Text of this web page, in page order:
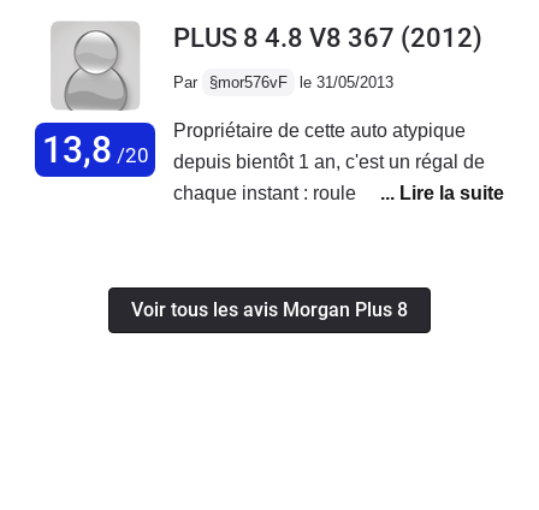
Une accélération en 6 secondes au
100km/h c'est vraiment le pied…Une
un cabriolet des années 80 avec un
look identique depuis 1953.....A vous
de voir,...
13,8 /20
PLUS 8 4.8 V8 367 (2012)
Par §mor576vF le 31/05/2013
Propriétaire de cette auto atypique
depuis bientôt 1 an, c'est un régal de
chaque instant : rouler cool ou rouler
capital sympathie est indéniable. Si je
devais changer d'auto aujourd'hui....
Voir tous les avis Morgan Plus 8